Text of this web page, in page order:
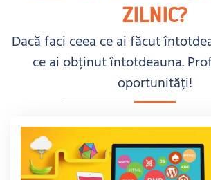
ZILNIC?
Dacă faci ceea ce ai făcut
ce ai obținut întotdeauna.
oportunități!